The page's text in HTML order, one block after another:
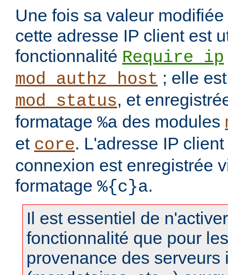
Une fois sa valeur
cette adresse IP client est
fonctionnalité Require ip
mod_authz_host ; elle
mod_status, et
formatage %a des modules
et core. L'adresse IP
connexion est enregistrée
formatage %{c}a.
Il est essentiel de
fonctionnalité que pour
provenance des serveurs